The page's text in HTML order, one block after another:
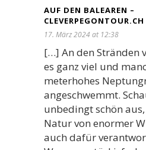
AUF DEN BALEAREN –
CLEVERPEGONTOUR.CH
17. März 2024 at 12:38
[…] An den Stränden
es ganz viel und
meterhohes
angeschwemmt.
unbedingt schön
Natur von enormer
auch dafür